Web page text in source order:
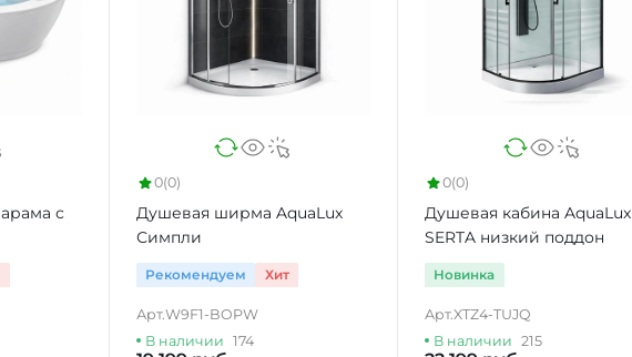
с
0(0)
Душевая ширма AquaLux
Симпли
Рекомендуем Хит
Арт.W9F1-BOPW
В наличии 174
0(0)
Душевая кабина AquaLux
SERTA низкий поддон
Новинка
Арт.XTZ4-TUJQ
В наличии 215